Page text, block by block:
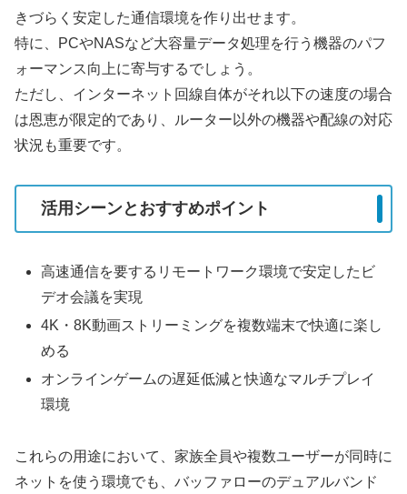
きづらく安定した通信環境を作り出せます。
特に、PCやNASなど大容量データ処理を行う機器のパフ
ォーマンス向上に寄与するでしょう。
ただし、インターネット回線自体がそれ以下の速度の場合
は恩恵が限定的であり、ルーター以外の機器や配線の対応
状況も重要です。
活用シーンとおすすめポイント
高速通信を要するリモートワーク環境で安定したビ
デオ会議を実現
4K・8K動画ストリーミングを複数端末で快適に楽し
める
オンラインゲームの遅延低減と快適なマルチプレイ
環境
これらの用途において、家族全員や複数ユーザーが同時に
ネットを使う環境でも、バッファローのデュアルバンド